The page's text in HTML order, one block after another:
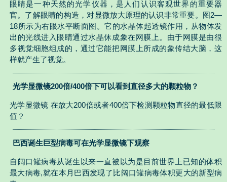
眼睛是一种天然的光学仪器，是人们认识客观世界的重要器
官。了解眼睛的构造，对显微放大原理的认识非常重要。图2—
18所示为右眼水平断面图。它的水晶体起透镜作用，从物体发
出的光线进入眼睛通过水晶休成象在网膜上。由于网膜是由很
多视觉细胞组成的，通过它能把网膜上所成的象传结大脑，这
样就产生了视觉。
光学显微镜200倍/400倍下可以看到直径多大的颗粒物？
光学显微镜 在放大200倍或者400倍下检测颗粒物直径的最低限
值？
巴西诞生巨型病毒可在光学显微镜下观察
自阔口罐病毒从诞生以来一直被以为是目前世界上已知的体积
最大病毒,就在本月巴西发现了比阔口罐病毒体积更大的新型病